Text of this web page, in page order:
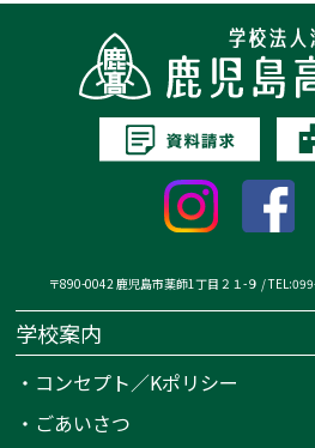
〒890-0042 鹿児島市薬師1丁目２１-９ /
学校案内
・ コンセプト／Kポリシー
・ ごあいさつ